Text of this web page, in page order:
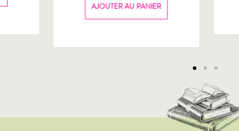
AJOUTER AU PANIER